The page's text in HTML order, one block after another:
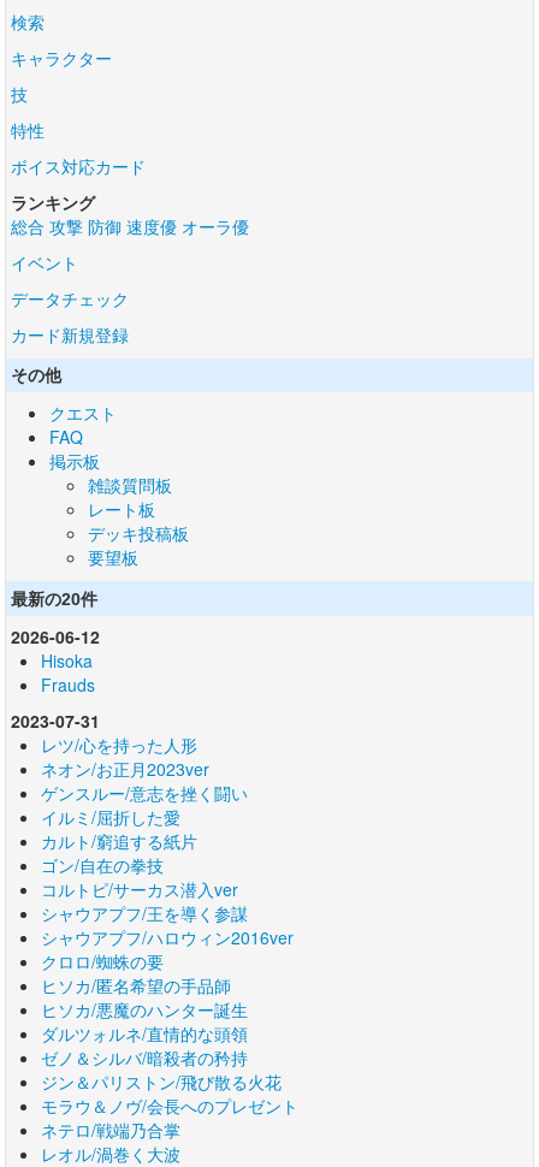
検索
キャラクター
技
特性
ボイス対応カード
ランキング
総合 攻撃 防御 速度優 オーラ優
イベント
データチェック
カード新規登録
その他
クエスト
FAQ
掲示板
雑談質問板
レート板
デッキ投稿板
要望板
最新の20件
2026-06-12
Hisoka
Frauds
2023-07-31
レツ/心を持った人形
ネオン/お正月2023ver
ゲンスルー/意志を挫く闘い
イルミ/屈折した愛
カルト/窮追する紙片
ゴン/自在の拳技
コルトピ/サーカス潜入ver
シャウアプフ/王を導く参謀
シャウアプフ/ハロウィン2016ver
クロロ/蜘蛛の要
ヒソカ/匿名希望の手品師
ヒソカ/悪魔のハンター誕生
ダルツォルネ/直情的な頭領
ゼノ＆シルバ/暗殺者の矜持
ジン＆パリストン/飛び散る火花
モラウ＆ノヴ/会長へのプレゼント
ネテロ/戦端乃合掌
レオル/渦巻く大波